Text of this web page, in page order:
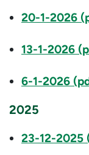
20-1-2026
13-1-2026
6-1-2026
2025
23-12-2025